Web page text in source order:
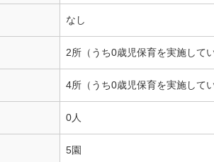
なし
2所（うち0歳児保育を実施して
4所（うち0歳児保育を実施して
0人
5園